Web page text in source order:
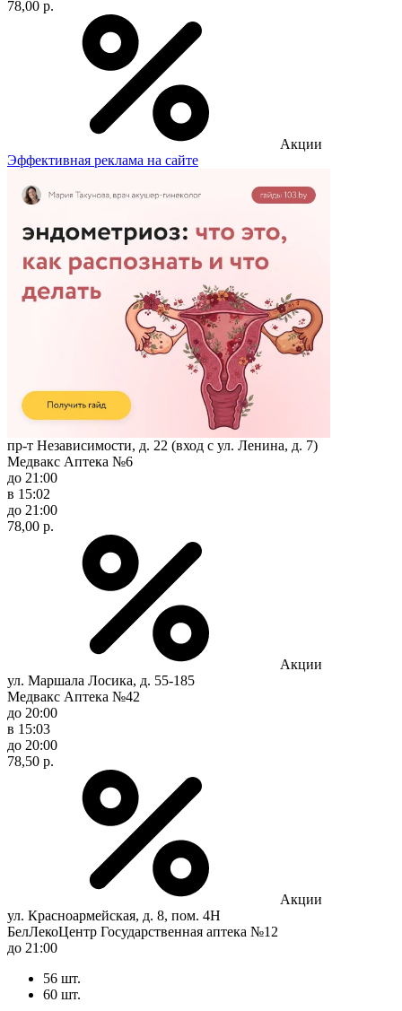
78,00 р.
Акции
Эффективная реклама на сайте
пр-т Независимости, д. 22 (вход с ул. Ленина, д. 7)
Медвакс Аптека №6
до 21:00
в 15:02
до 21:00
78,00 р.
Акции
ул. Маршала Лосика, д. 55-185
Медвакс Аптека №42
до 20:00
в 15:03
до 20:00
78,50 р.
Акции
ул. Красноармейская, д. 8, пом. 4Н
БелЛекоЦентр Государственная аптека №12
до 21:00
56 шт.
60 шт.